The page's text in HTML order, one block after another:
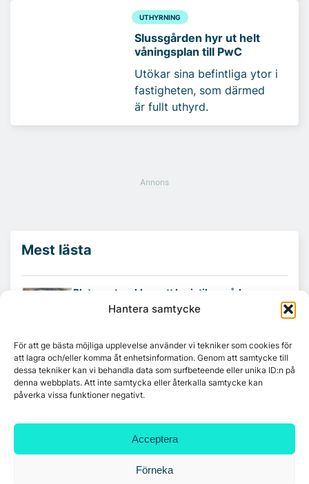
Hantera samtycke
För att ge bästa möjliga upplevelse använder vi tekniker som cookies för
att lagra och/eller komma åt enhetsinformation. Genom att samtycke till
dessa tekniker kan vi behandla data som surfbeteende eller unika ID:n på
denna webbplats. Att inte samtycka eller återkalla samtycke kan
påverka vissa funktioner negativt.
Acceptera
Förneka
UTHYRNING
Slussgården hyr ut helt
våningsplan till PwC
Utökar sina befintliga ytor i
fastigheten, som därmed
är fullt uthyrd.
Mest lästa
Platzer utvecklar nytt logistikområde –
Arendal 5.0
Ny hyresgäst till projektet HK Gamlestaden